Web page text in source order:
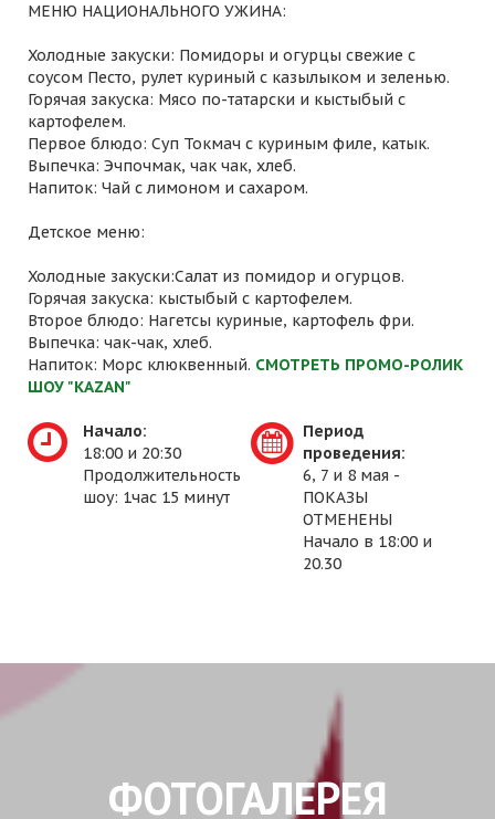
МЕНЮ НАЦИОНАЛЬНОГО УЖИНА:
Холодные закуски: Помидоры и огурцы свежие с
соусом Песто, рулет куриный с казылыком и зеленью.
Горячая закуска: Мясо по-татарски и кыстыбый с
картофелем.
Первое блюдо: Суп Токмач с куриным филе, катык.
Выпечка: Эчпочмак, чак чак, хлеб.
Напиток: Чай с лимоном и сахаром.
Детское меню:
Холодные закуски:Салат из помидор и огурцов.
Горячая закуска: кыстыбый с картофелем.
Второе блюдо: Нагетсы куриные, картофель фри.
Выпечка: чак-чак, хлеб.
Напиток: Морс клюквенный. СМОТРЕТЬ ПРОМО-РОЛИК
ШОУ "KAZAN"
Начало:
18:00 и 20:30
Продолжительность
шоу: 1час 15 минут
Период
проведения:
6, 7 и 8 мая -
ПОКАЗЫ
ОТМЕНЕНЫ
Начало в 18:00 и
20.30
ФОТОГАЛЕРЕЯ